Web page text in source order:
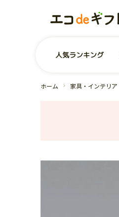
0
ユーザー
お気に入り商品
商品を探す
人気ランキング
ホーム 家具・インテリア